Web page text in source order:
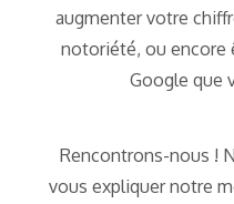
augmenter votre
notoriété, ou encore
Google que
Rencontrons-nous !
vous expliquer notre